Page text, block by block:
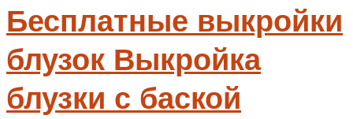
Бесплатные выкройки
блузок Выкройка
блузки с баской